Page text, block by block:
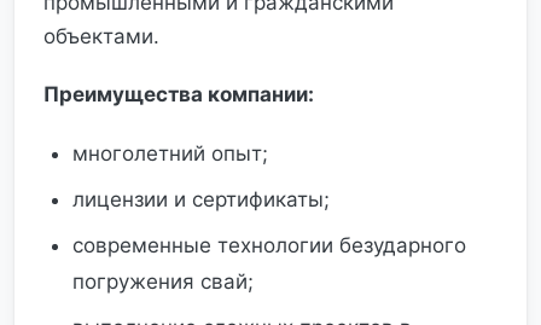
объектами.
Преимущества компании:
многолетний опыт;
лицензии и сертификаты;
современные технологии безударного
погружения свай;